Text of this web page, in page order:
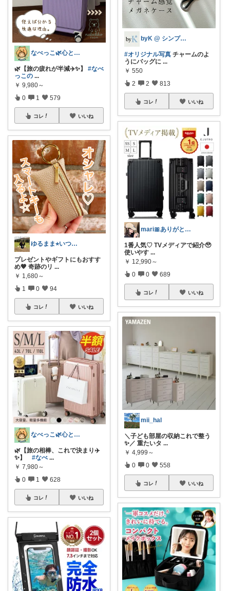
なべっこ🌿心と体を整える暮らし
🌿【旅の疲れが半減✈️✨】 #なべ
っこの ...
￥ 9,980～
0 1 579
コレ いいね
ゆるまま⭐︎いつもありがとうございます✨
プレゼントやギフトにもおすす
め🧡 奇跡のリ ...
￥ 1,680～
1 0 94
コレ いいね
なべっこ🌿心と体を整える暮らし
🌿【旅の相棒、これで決まり✈️
✨】 #なべ ...
￥ 7,980～
0 1 628
コレ いいね
byK @ シンプル好き
#オリジナル写真 チャームのよ
うにバッグに ...
￥ 550
2 2 813
コレ いいね
mari🎀ありがとうです🥹
1番人気♡ TVメディアで紹介🥹
使いやす ...
￥ 12,990～
0 0 689
コレ いいね
mii_hal
＼子ども部屋の収納これで整う
✨／ 重たいタ ...
￥ 4,999～
0 0 558
コレ いいね